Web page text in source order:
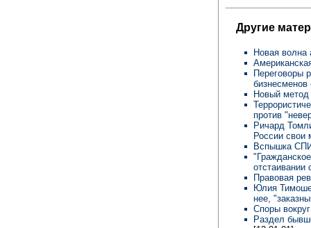
Другие
Новая волна
Переговоры
Новый
против
Ричард
России
Вспышка
отстаивании
Правовая
Юлия
нее,
Споры
Раздел